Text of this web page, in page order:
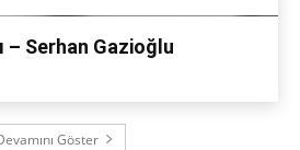
– Serhan Gazioğlu
Göster